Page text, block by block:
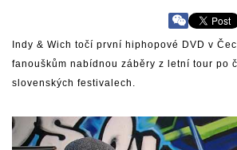
Indy & Wich točí první hiphopové DVD v
fanouškům nabídnou záběry z letní tour po
slovenských festivalech.